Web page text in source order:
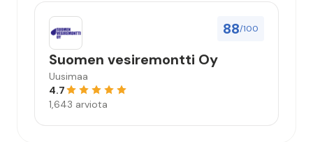
88/100
Suomen vesiremontti Oy
Uusimaa
4.7
1,643 arviota